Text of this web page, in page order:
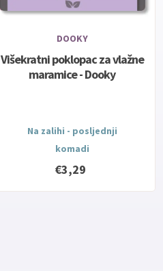
DOOKY
Višekratni poklopac za vlažne
maramice - Dooky
Na zalihi - posljednji
komadi
€3,29